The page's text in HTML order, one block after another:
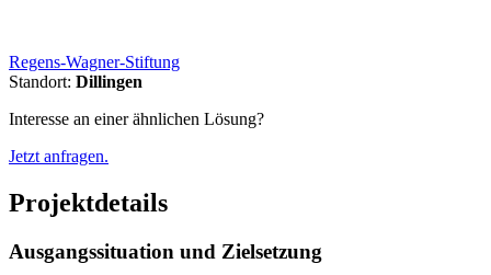
Regens-Wagner-Stiftung
Standort: Dillingen
Interesse an einer ähnlichen Lösung?
Jetzt anfragen.
Projektdetails
Ausgangssituation und Zielsetzung